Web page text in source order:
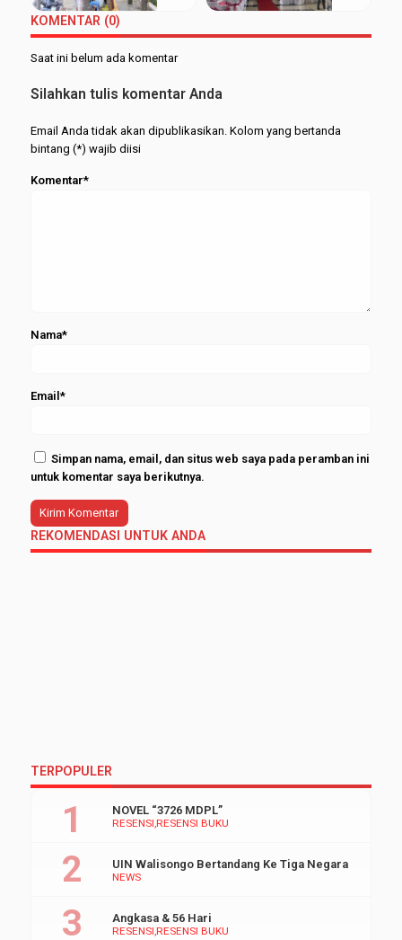
Serasi
Hemat
Merapat
KOMENTAR (0)
Saat ini belum ada komentar
Silahkan tulis komentar Anda
Email Anda tidak akan dipublikasikan. Kolom yang bertanda
bintang (*) wajib diisi
Komentar*
Nama*
Email*
Simpan nama, email, dan situs web saya pada peramban ini
untuk komentar saya berikutnya.
REKOMENDASI UNTUK ANDA
TERPOPULER
RESENSI RESENSI BUKU
NOVEL “3726 MDPL”
NEWS
UIN Walisongo Bertandang Ke Tiga Negara
RESENSI RESENSI BUKU
Angkasa & 56 Hari